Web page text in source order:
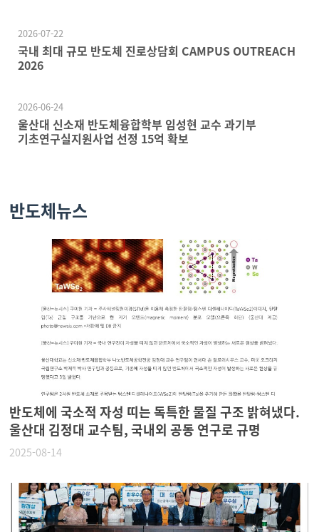
2026-07-22
국내 최대 규모 반도체 진로상담회 CAMPUS OUTREACH
2026
2026-06-24
울산대 신소재 반도체융합학부 임성현 교수 과기부
기초연구실지원사업 선정 15억 확보
반도체뉴스
반도체에 국소적 자성 띠는 독특한 물질 구조 밝혀냈다.
울산대 김정대 교수팀, 국내외 공동 연구로 규명
2025-08-14